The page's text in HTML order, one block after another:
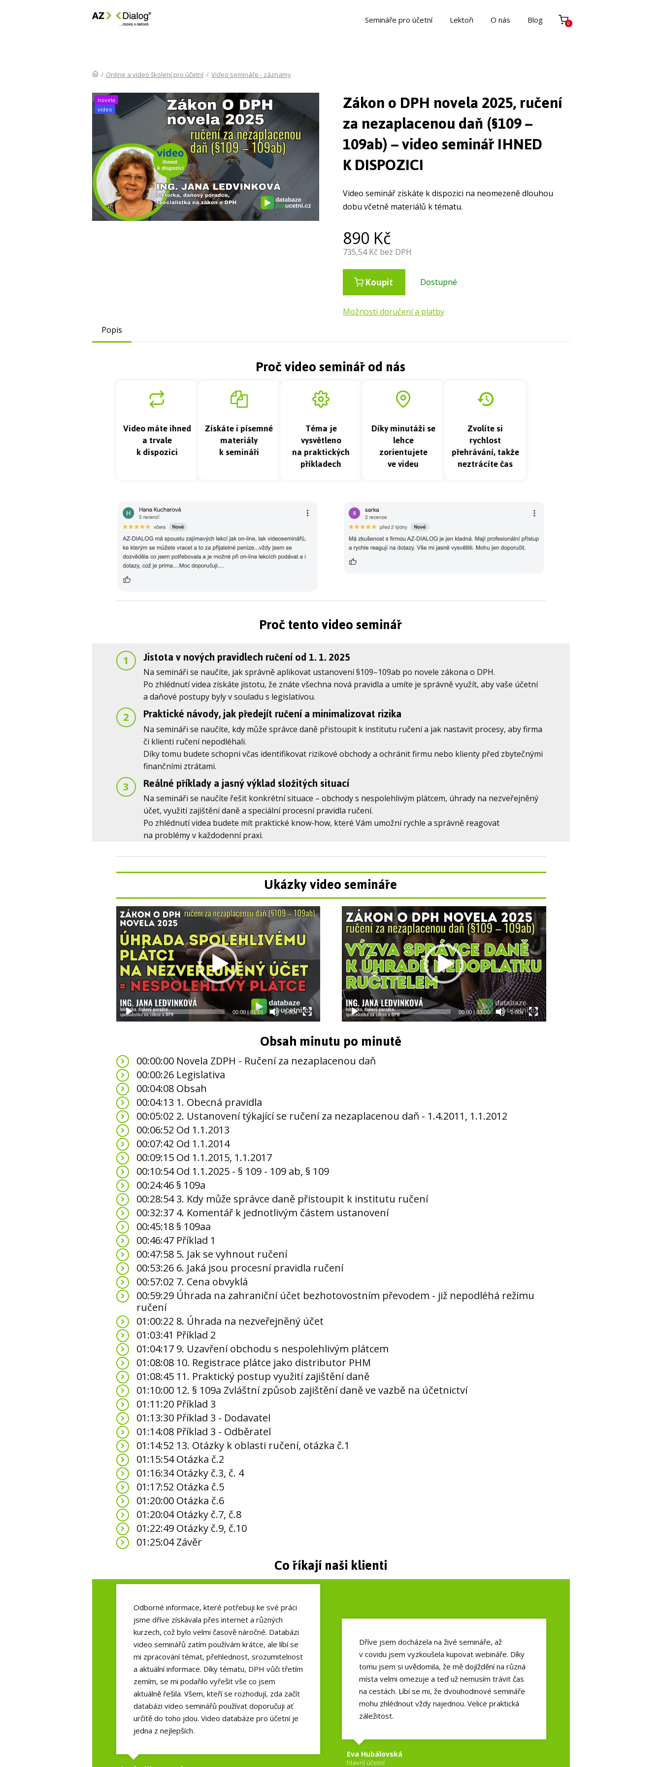
Semináře pro účetní Lektoři O nás Blog 0
/ Online a video školení pro účetní / Video semináře - záznamy
novela
video
Zákon o DPH novela 2025, ručení
za nezaplacenou daň (§109 –
109ab) – video seminář IHNED
K DISPOZICI
Video seminář získáte k dispozici na neomezeně dlouhou
dobu včetně materiálů k tématu.
890 Kč
735,54Kč bez DPH
Koupit Dostupné
Možnosti doručení a platby
Popis
Proč video seminář od nás
Video máte ihned
a trvale
k dispozici
Získáte i písemné
materiály
k semináři
Téma je
vysvětleno
na praktických
příkladech
Díky minutáži se
lehce
zorientujete
ve videu
Zvolíte si
rychlost
přehrávání, takže
neztrácíte čas
Proč tento video seminář
1 Jistota v nových pravidlech ručení od 1. 1. 2025
Na semináři se naučíte, jak správně aplikovat ustanovení §109–109ab po novele zákona o DPH.
Po zhlédnutí videa získáte jistotu, že znáte všechna nová pravidla a umíte je správně využít, aby vaše účetní
a daňové postupy byly v souladu s legislativou.
2 Praktické návody, jak předejít ručení a minimalizovat rizika
Na semináři se naučíte, kdy může správce daně přistoupit k institutu ručení a jak nastavit procesy, aby firma
či klienti ručení nepodléhali.
Díky tomu budete schopni včas identifikovat rizikové obchody a ochránit firmu nebo klienty před zbytečnými
finančními ztrátami.
3 Reálné příklady a jasný výklad složitých situací
Na semináři se naučíte řešit konkrétní situace – obchody s nespolehlivým plátcem, úhrady na nezveřejněný
účet, využití zajištění daně a speciální procesní pravidla ručení.
Po zhlédnutí videa budete mít praktické know-how, které Vám umožní rychle a správně reagovat
na problémy v každodenní praxi.
Ukázky video semináře
Video
přehrávač
00:00|01:01 1.00x
Video
přehrávač
00:00|03:00 1.00x
Obsah minutu po minutě
00:00:00 Novela ZDPH - Ručení za nezaplacenou daň
00:00:26 Legislativa
00:04:08 Obsah
00:04:13 1. Obecná pravidla
00:05:02 2. Ustanovení týkající se ručení za nezaplacenou daň - 1.4.2011, 1.1.2012
00:06:52 Od 1.1.2013
00:07:42 Od 1.1.2014
00:09:15 Od 1.1.2015, 1.1.2017
00:10:54 Od 1.1.2025 - § 109 - 109 ab, § 109
00:24:46 § 109a
00:28:54 3. Kdy může správce daně přistoupit k institutu ručení
00:32:37 4. Komentář k jednotlivým částem ustanovení
00:45:18 § 109aa
00:46:47 Příklad 1
00:47:58 5. Jak se vyhnout ručení
00:53:26 6. Jaká jsou procesní pravidla ručení
00:57:02 7. Cena obvyklá
00:59:29 Úhrada na zahraniční účet bezhotovostním převodem - již nepodléhá režimu
ručení
01:00:22 8. Úhrada na nezveřejněný účet
01:03:41 Příklad 2
01:04:17 9. Uzavření obchodu s nespolehlivým plátcem
01:08:08 10. Registrace plátce jako distributor PHM
01:08:45 11. Praktický postup využití zajištění daně
01:10:00 12. § 109a Zvláštní způsob zajištění daně ve vazbě na účetnictví
01:11:20 Příklad 3
01:13:30 Příklad 3 - Dodavatel
01:14:08 Příklad 3 - Odběratel
01:14:52 13. Otázky k oblasti ručení, otázka č.1
01:15:54 Otázka č.2
01:16:34 Otázky č.3, č. 4
01:17:52 Otázka č.5
01:20:00 Otázka č.6
01:20:04 Otázky č.7, č.8
01:22:49 Otázky č.9, č.10
01:25:04 Závěr
Co říkají naši klienti
Odborné informace, které potřebuji ke své práci
jsme dříve získávala přes internet a různých
kurzech, což bylo velmi časově náročné. Databázi
video seminářů zatím používám krátce, ale líbí se
mi zpracování témat, přehlednost, srozumitelnost
a aktuální informace. Díky tématu, DPH vůči třetím
zemím, se mi podařilo vyřešit vše co jsem
aktuálně řešila. Všem, kteří se rozhodují, zda začít
databázi video seminářů používat doporučuji ať
určitě do toho jdou. Video databáze pro účetní je
jedna z nejlepších.
Dříve jsem docházela na živé semináře, až
v covidu jsem vyzkoušela kupovat webináře. Díky
tomu jsem si uvědomila, že mě dojíždění na různá
místa velmi omezuje a teď už nemusím trávit čas
na cestách. Líbí se mi, že dvouhodinové semináře
mohu zhlédnout vždy najednou. Velice praktická
záležitost.
Eva Hubálovská
hlavní účetní